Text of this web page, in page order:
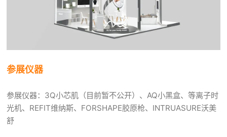
参展仪器
参展仪器：3Q小芯肌（目前暂不公开）、AQ小黑盒、等离子时
光机、REFIT维纳斯、FORSHAPE胶原枪、INTRUASURE沃美
舒